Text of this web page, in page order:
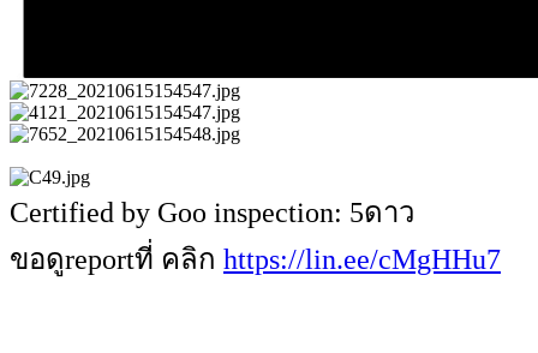
Certified by Goo inspection: 5ดาว
ขอดูreportที่ คลิก https://lin.ee/cMgHHu7